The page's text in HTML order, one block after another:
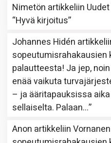
Nimetön artikkeliin
“Hyvä kirjoitus”
Johannes Hidén
sopeutumisrahakausien
palautteesta! Ja jep,
enää vaikuta
– ja ääritapauksissa
sellaiselta. Palaan…”
Anon artikkeliin